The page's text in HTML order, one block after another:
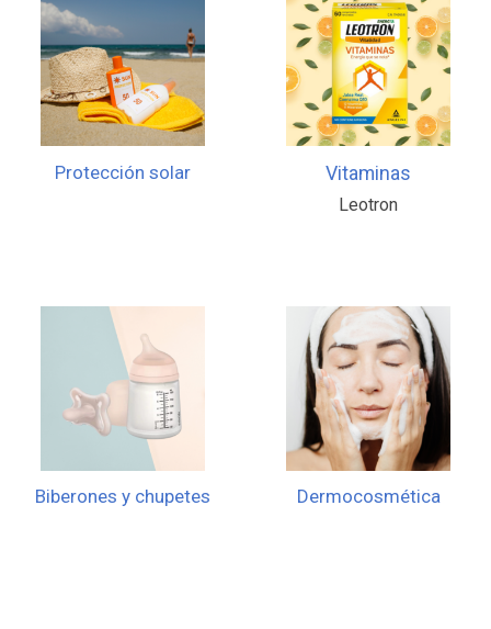
Protección solar Vitaminas
Leotron
Biberones y chupetes Dermocosmética